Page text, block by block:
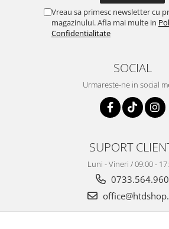
Vreau sa primesc newsletter cu
magazinului. Afla mai multe in
Confidentialitate
SOCIAL
Urmareste-ne in social
SUPORT
Luni - Vineri / 09:00 -
0733.564.960